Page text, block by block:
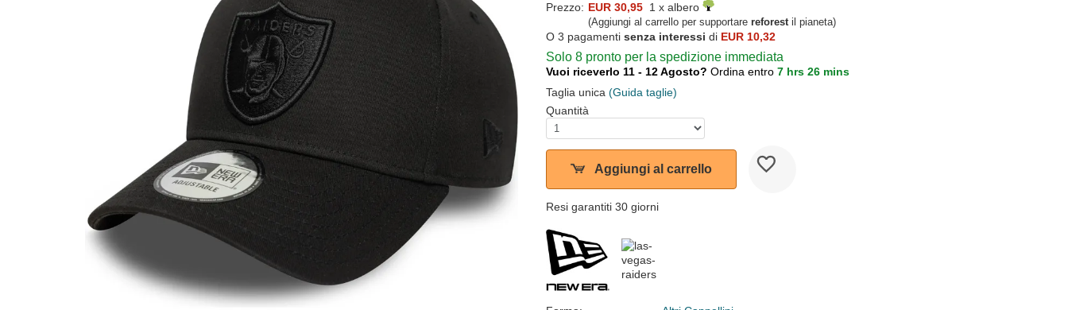
Prezzo: EUR 30,95 1 x albero
(Aggiungi al carrello per supportare reforestil pianeta)
O 3 pagamenti senza interessi di EUR 10,32
Solo 8 pronto per la spedizione immediata
Vuoi riceverlo 11 - 12 Agosto? Ordina entro 7 hrs 26 mins
Taglia unica (Guida taglie)
Quantità
Aggiungi al carrello
Resi garantiti 30 giorni